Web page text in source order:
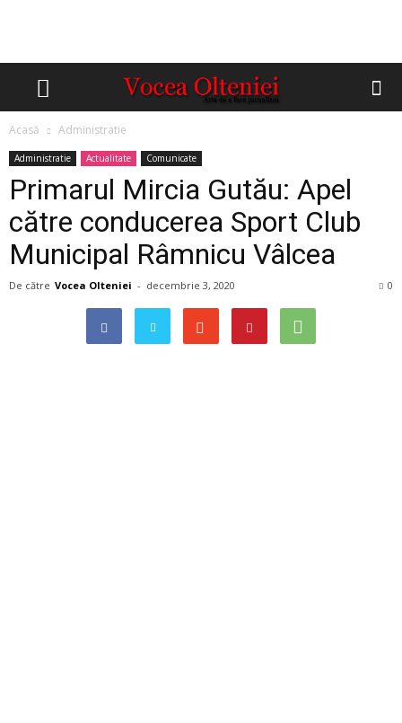
Acasă Administratie
Administratie Actualitate Comunicate
Primarul Mircia Gutău: Apel
către conducerea Sport Club
Municipal Râmnicu Vâlcea
De către Vocea Olteniei - decembrie 3, 2020 0